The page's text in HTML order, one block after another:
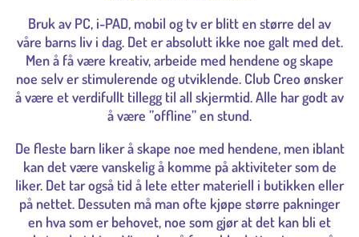
Bruk av PC, i-PAD, mobil og tv er blitt en større del av
våre barns liv i dag. Det er absolutt ikke noe galt med det.
Men å få være kreativ, arbeide med hendene og skape
noe selv er stimulerende og utviklende. Club Creo ønsker
å være et verdifullt tillegg til all skjermtid. Alle har godt av
å være ”offline” en stund.
De fleste barn liker å skape noe med hendene, men iblant
kan det være vanskelig å komme på aktiviteter som de
liker. Det tar også tid å lete etter materiell i butikken eller
på nettet. Dessuten må man ofte kjøpe større pakninger
en hva som er behovet, noe som gjør at det kan bli et